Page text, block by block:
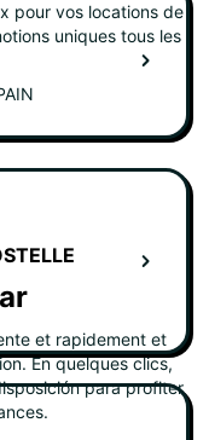
pour vos locations de
uniques tous les
et rapidement et
En quelques clics,
para profiter